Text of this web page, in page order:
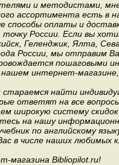
и методистами,
ассортимента есть в
способы оплаты и
России. Если вы
Геленджик, Ялта,
России, мы отправим
пошаговыми
нашем интернет-
найти
ответят на все
широкую систему
на нашу
по английскому
в числе наших любимых
магазина Bibliopilot.ru!